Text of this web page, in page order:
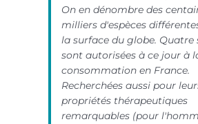
On en dénombre des
milliers d'espèces
la surface du globe. Quatre
sont autorisées à ce jour à
consommation en France.
Recherchées aussi pour
propriétés thérapeutiques
remarquables (pour